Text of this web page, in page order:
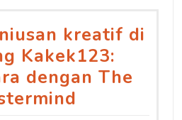
kreatif di
Kakek123:
dengan The